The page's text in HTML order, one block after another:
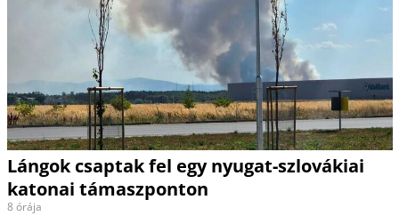
Lángok csaptak fel egy nyugat-szlovákiai
katonai támaszponton
8 órája